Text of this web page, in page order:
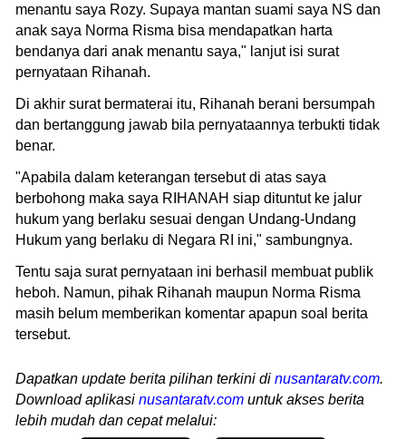
menantu saya Rozy. Supaya mantan suami saya NS dan
anak saya Norma Risma bisa mendapatkan harta
bendanya dari anak menantu saya," lanjut isi surat
pernyataan Rihanah.
Di akhir surat bermaterai itu, Rihanah berani bersumpah
dan bertanggung jawab bila pernyataannya terbukti tidak
benar.
"Apabila dalam keterangan tersebut di atas saya
berbohong maka saya RIHANAH siap dituntut ke jalur
hukum yang berlaku sesuai dengan Undang-Undang
Hukum yang berlaku di Negara RI ini," sambungnya.
Tentu saja surat pernyataan ini berhasil membuat publik
heboh. Namun, pihak Rihanah maupun Norma Risma
masih belum memberikan komentar apapun soal berita
tersebut.
Dapatkan update berita pilihan terkini di nusantaratv.com.
Download aplikasi nusantaratv.com untuk akses berita
lebih mudah dan cepat melalui: